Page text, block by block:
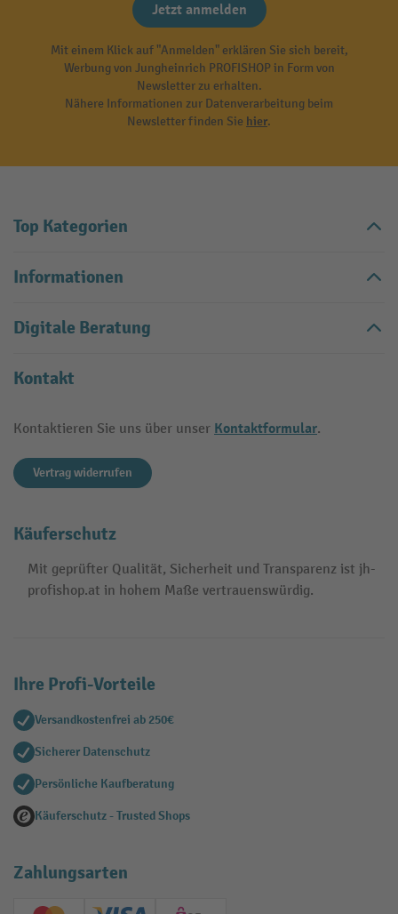
Jetzt anmelden
Mit einem Klick auf "Anmelden" erklären Sie sich bereit,
Werbung von Jungheinrich PROFISHOP in Form von
Newsletter zu erhalten.
Nähere Informationen zur Datenverarbeitung beim
Newsletter finden Sie hier.
Top Kategorien
Informationen
Digitale Beratung
Kontakt
Kontaktieren Sie uns über unser Kontaktformular.
Vertrag widerrufen
Käuferschutz
Mit geprüfter Qualität, Sicherheit und Transparenz ist jh-
profishop.at in hohem Maße vertrauenswürdig.
Ihre Profi-Vorteile
Versandkostenfrei ab 250€
Sicherer Datenschutz
Persönliche Kaufberatung
Käuferschutz - Trusted Shops
Zahlungsarten